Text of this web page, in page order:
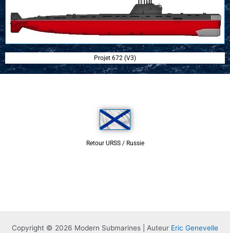
Projet 672 (V3)
Retour URSS / Russie
Copyright © 2026 Modern Submarines | Auteur Eric Genevelle